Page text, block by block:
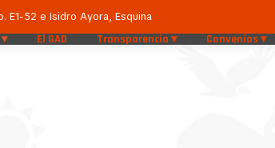
E1-52 e Isidro Ayora, Esquina
El GAD Transparencia Convenios